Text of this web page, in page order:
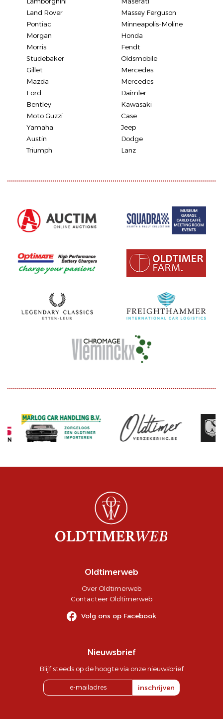
Land Rover
Massey Ferguson
Pontiac
Minneapolis-Moline
Morgan
Honda
Morris
Fendt
Studebaker
Oldsmobile
Gillet
Mercedes
Mazda
Mercedes
Ford
Daimler
Bentley
Kawasaki
Moto Guzzi
Case
Yamaha
Jeep
Austin
Dodge
Triumph
Lanz
Oldtimerweb
Over Oldtimerweb
Contacteer Oldtimerweb
Volg ons op Facebook
Nieuwsbrief
Blijf steeds op de hoogte via onze nieuwsbrief
inschrijven